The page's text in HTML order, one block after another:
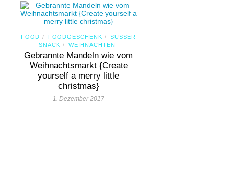
FOOD / FOODGESCHENK /
SÜSSER S
NACK
/ WEIHNACHTEN
Gebrannte Mandeln wie vom
Weihnachtsmarkt {Create
yourself a merry little
christmas}
1. Dezember 2017